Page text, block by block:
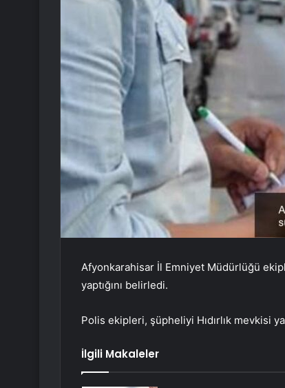
Afyonkarahisar İl Emniyet Müdürlüğü
yaptığını belirledi.
Polis ekipleri, şüpheliyi Hıdırlık mevkisi
İlgili Makaleler